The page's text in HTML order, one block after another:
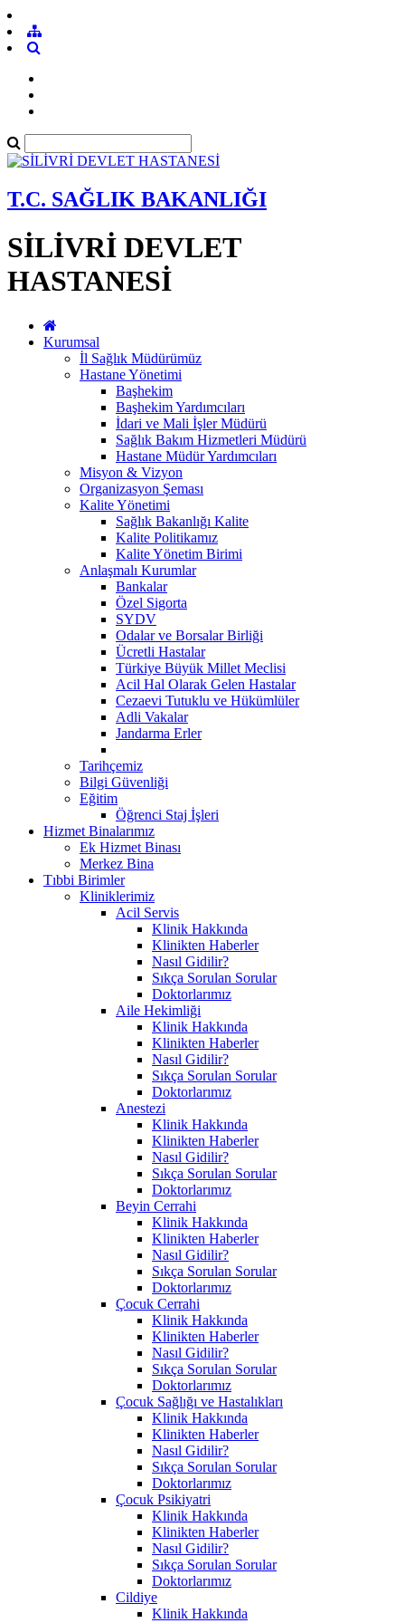
T.C. SAĞLIK BAKANLIĞI
SİLİVRİ DEVLET
HASTANESİ
Kurumsal
İl Sağlık Müdürümüz
Hastane Yönetimi
Başhekim
Başhekim Yardımcıları
İdari ve Mali İşler Müdürü
Sağlık Bakım Hizmetleri Müdürü
Hastane Müdür Yardımcıları
Misyon & Vizyon
Organizasyon Şeması
Kalite Yönetimi
Sağlık Bakanlığı Kalite
Kalite Politikamız
Kalite Yönetim Birimi
Anlaşmalı Kurumlar
Bankalar
Özel Sigorta
SYDV
Odalar ve Borsalar Birliği
Ücretli Hastalar
Türkiye Büyük Millet Meclisi
Acil Hal Olarak Gelen Hastalar
Cezaevi Tutuklu ve Hükümlüler
Adli Vakalar
Jandarma Erler
Tarihçemiz
Bilgi Güvenliği
Eğitim
Öğrenci Staj İşleri
Hizmet Binalarımız
Ek Hizmet Binası
Merkez Bina
Tıbbi Birimler
Kliniklerimiz
Acil Servis
Klinik Hakkında
Klinikten Haberler
Nasıl Gidilir?
Sıkça Sorulan Sorular
Doktorlarımız
Aile Hekimliği
Klinik Hakkında
Klinikten Haberler
Nasıl Gidilir?
Sıkça Sorulan Sorular
Doktorlarımız
Anestezi
Klinik Hakkında
Klinikten Haberler
Nasıl Gidilir?
Sıkça Sorulan Sorular
Doktorlarımız
Beyin Cerrahi
Klinik Hakkında
Klinikten Haberler
Nasıl Gidilir?
Sıkça Sorulan Sorular
Doktorlarımız
Çocuk Cerrahi
Klinik Hakkında
Klinikten Haberler
Nasıl Gidilir?
Sıkça Sorulan Sorular
Doktorlarımız
Çocuk Sağlığı ve Hastalıkları
Klinik Hakkında
Klinikten Haberler
Nasıl Gidilir?
Sıkça Sorulan Sorular
Doktorlarımız
Çocuk Psikiyatri
Klinik Hakkında
Klinikten Haberler
Nasıl Gidilir?
Sıkça Sorulan Sorular
Doktorlarımız
Cildiye
Klinik Hakkında